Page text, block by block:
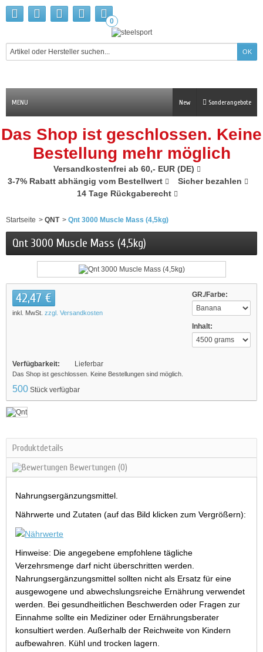
0
MENU Sonderangebote
New
Das Shop ist geschlossen. Keine
Bestellung mehr möglich
Versandkostenfrei ab 60,- EUR (DE)
3-7% Rabatt abhängig vom Bestellwert
Sicher bezahlen
14 Tage Rückgaberecht
Startseite > QNT > Qnt 3000 Muscle Mass (4,5kg)
Qnt 3000 Muscle Mass (4,5kg)
GR./Farbe:
Inhalt:
42,47 €
inkl. MwSt. zzgl. Versandkosten
Verfügbarkeit: Lieferbar
Das Shop ist geschlossen. Keine Bestellungen sind möglich.
500 Stück verfügbar
Produktdetails
Bewertungen (0)
Nahrungsergänzungsmittel.
Nährwerte und Zutaten (auf das Bild klicken zum Vergrößern):
Hinweise: Die angegebene empfohlene tägliche
Verzehrsmenge darf nicht überschritten werden.
Nahrungsergänzungsmittel sollten nicht als Ersatz für eine
ausgewogene und abwechslungsreiche Ernährung verwendet
werden. Bei gesundheitlichen Beschwerden oder Fragen zur
Einnahme sollte ein Mediziner oder Ernährungsberater
konsultiert werden. Außerhalb der Reichweite von Kindern
aufbewahren. Kühl und trocken lagern.